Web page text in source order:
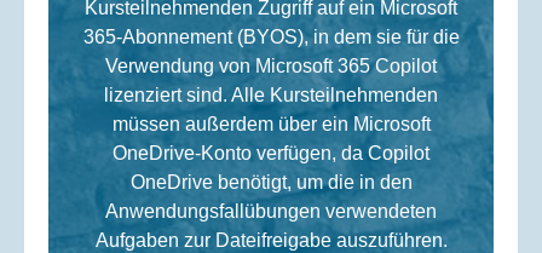
Kursteilnehmenden Zugriff auf ein Microsoft
365-Abonnement (BYOS), in dem sie für die
Verwendung von Microsoft 365 Copilot
lizenziert sind. Alle Kursteilnehmenden
müssen außerdem über ein Microsoft
OneDrive-Konto verfügen, da Copilot
OneDrive benötigt, um die in den
Anwendungsfallübungen verwendeten
Aufgaben zur Dateifreigabe auszuführen.